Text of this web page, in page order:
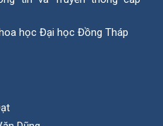
học Đại học Đồng Tháp